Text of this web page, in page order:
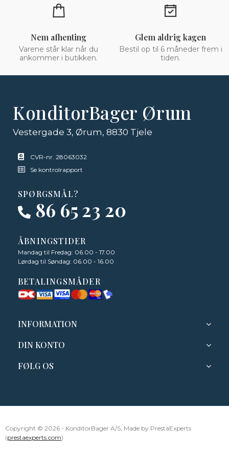
Nem afhenting
Varene står klar når du
ankommer i butikken.
Glem aldrig kagen
Bestil op til 6 måneder frem i
tiden.
KonditorBager Ørum
Vestergade 3, Ørum, 8830 Tjele
CVR-nr. 28063032
Se kontrolrapport
SPØRGSMÅL?
86 65 23 20
ÅBNINGSTIDER
Mandag til Fredag: 06.00 - 17.00
Lørdag til Søndag: 06.00 - 16.00
BETALINGSMÅDER
INFORMATION
DIN KONTO
FØLG OS
Copyright © 2026 - KonditorBager A/S, Made by PrestaExperts
(prestaexperts.com)